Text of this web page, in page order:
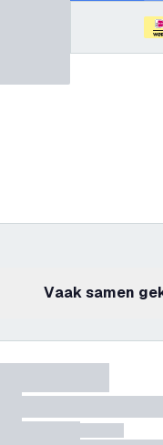
Vaak samen